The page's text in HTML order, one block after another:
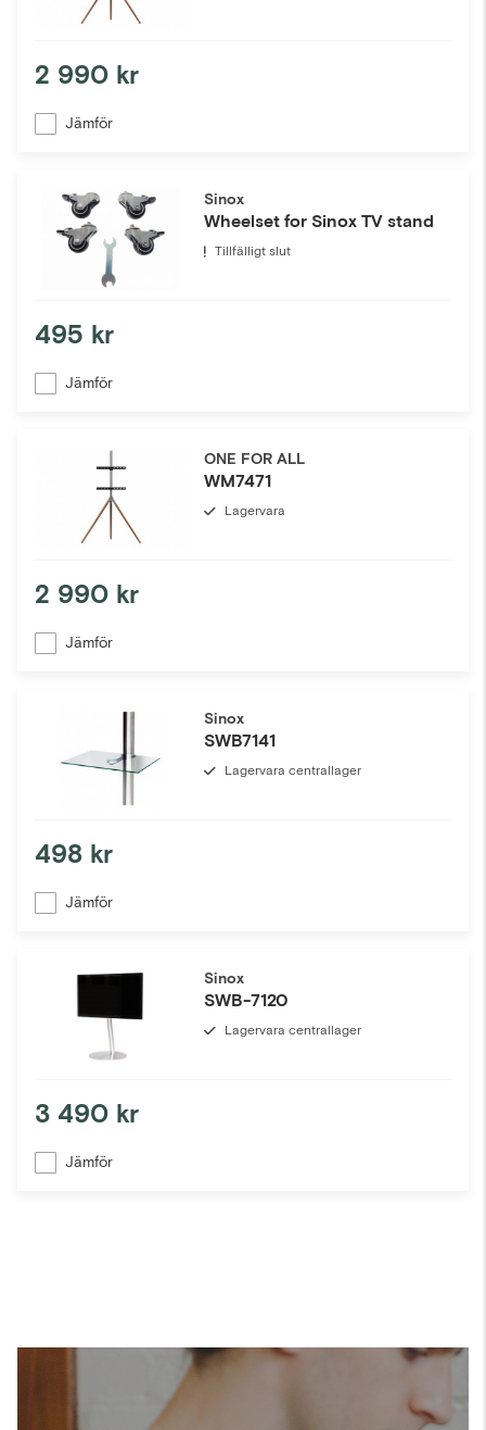
2 990 kr
Jämför
Sinox
Wheelset for Sinox TV stand
Tillfälligt slut
495 kr
Jämför
ONE FOR ALL
WM7471
Lagervara
2 990 kr
Jämför
Sinox
SWB7141
Lagervara centrallager
498 kr
Jämför
Sinox
SWB-7120
Lagervara centrallager
3 490 kr
Jämför